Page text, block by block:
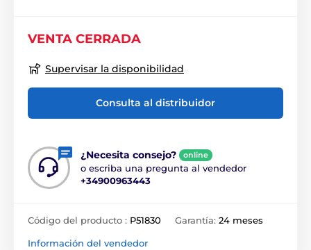
VENTA CERRADA
Supervisar la disponibilidad
Consulta al distribuidor
¿Necesita consejo? online
o escriba una pregunta al vendedor
+34900963443
Código del producto : P51830 Garantía: 24 meses
Información del vendedor